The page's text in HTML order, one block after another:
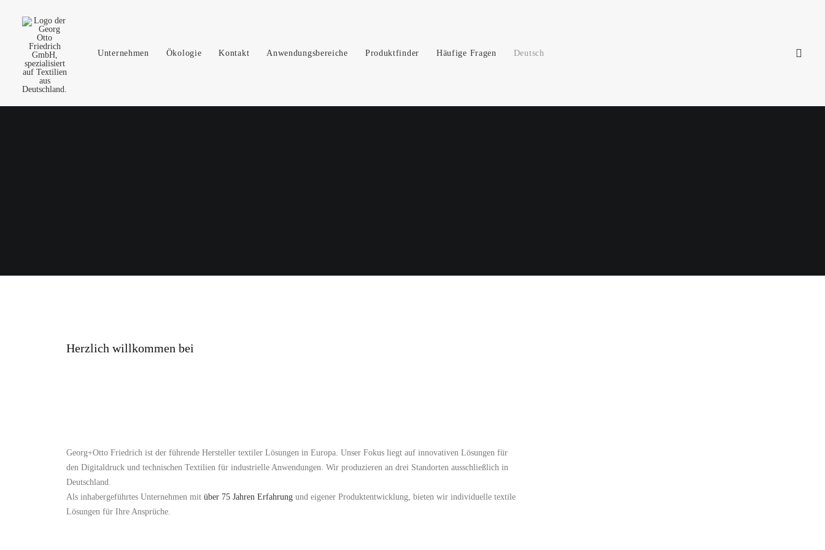
Unternehmen Ökologie Kontakt Anwendungsbereiche Produktfinder Häufige Fragen Deutsch
Führender Gewirke-Hersteller aus Deutschland
Herzlich willkommen bei
Georg+Otto Friedrich ist der führende Hersteller textiler Lösungen in Europa. Unser Fokus liegt auf innovativen Lösungen für
den Digitaldruck und technischen Textilien für industrielle Anwendungen. Wir produzieren an drei Standorten ausschließlich in
Deutschland.
Als inhabergeführtes Unternehmen mit über 75 Jahren Erfahrung und eigener Produktentwicklung, bieten wir individuelle textile
Lösungen für Ihre Ansprüche.